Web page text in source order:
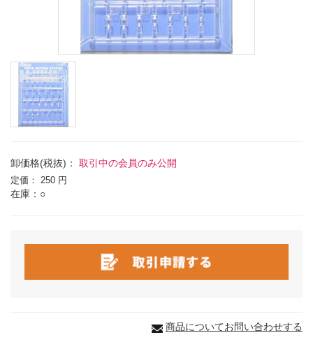
卸価格(税抜)： 取引中の会員のみ公開
定価： 250 円
在庫：○
商品についてお問い合わせする